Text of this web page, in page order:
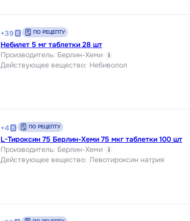
+39 ПО РЕЦЕПТУ
Небилет 5 мг таблетки 28 шт
Производитель: Берлин-Хеми i
Действующее вещество: Небиволол
+4 ПО РЕЦЕПТУ
L-Тироксин 75 Берлин-Хеми 75 мкг таблетки 100 шт
Производитель: Берлин-Хеми i
Действующее вещество: Левотироксин натрия